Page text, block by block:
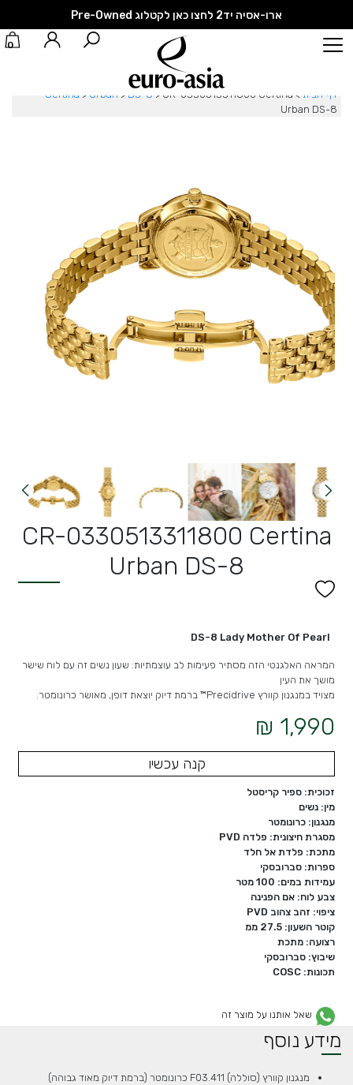
ארו-אסיה יד2 לחצו כאן לקטלוג Pre-Owned
0
דף הבית >
Certina > Urban > DS-8 > CR-0330513311800 Certina
Urban DS-8
CR-0330513311800 Certina
Urban DS-8
DS-8 Lady Mother Of Pearl
המראה האלגנטי הזה מסתיר פעימות לב עוצמתיות: שעון נשים זה עם לוח שישר
מושך את העין
מצויד במנגנון קוורץ Precidrive™ ברמת דיוק יוצאת דופן, מאושר כרונומטר.
1,990 ₪
קנה עכשיו
זכוכית: ספיר קריסטל
מין: נשים
מנגנון: כרונומטר
מסגרת חיצונית: פלדה PVD
מתכת: פלדת אל חלד
ספרות: סברובסקי
עמידות במים: 100 מטר
צבע לוח: אם הפנינה
ציפוי: זהב צהוב PVD
קוטר השעון: 27.5 ממ
רצועה: מתכת
שיבוץ: סברובסקי
תכונות: COSC
שאל אותנו על מוצר זה
מידע נוסף
מנגנון קוורץ (סוללה) F03.411 כרונומטר (ברמת דיוק מאוד גבוהה)